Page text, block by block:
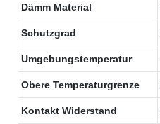
Dämm Material
Schutzgrad
Umgebungstemperatur
Obere Temperaturgrenze
Kontakt Widerstand